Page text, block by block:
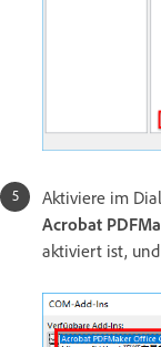
Aktiviere im
Acrobat
aktiviert ist,